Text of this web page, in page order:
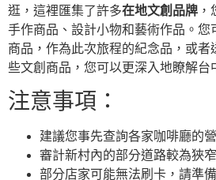
逛，這裡匯集了許多在地文創品牌
手作商品、設計小物和藝術作品。您
商品，作為此次旅程的紀念品，或者
些文創商品，您可以更深入地瞭解台
注意事項：
建議您事先查詢各家咖啡廳的
審計新村內的部分道路較為狹
部分店家可能無法刷卡，請準